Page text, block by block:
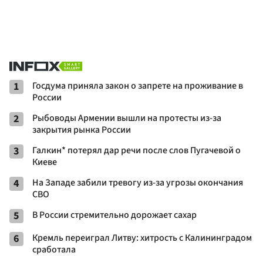
1
Госдума приняла закон о запрете на проживание в
России
2
Рыбоводы Армении вышли на протесты из-за
закрытия рынка России
3
Галкин* потерял дар речи после слов Пугачевой о
Киеве
4
На Западе забили тревогу из-за угрозы окончания
СВО
5 В России стремительно дорожает сахар
6
Кремль переиграл Литву: хитрость с Калининградом
сработала